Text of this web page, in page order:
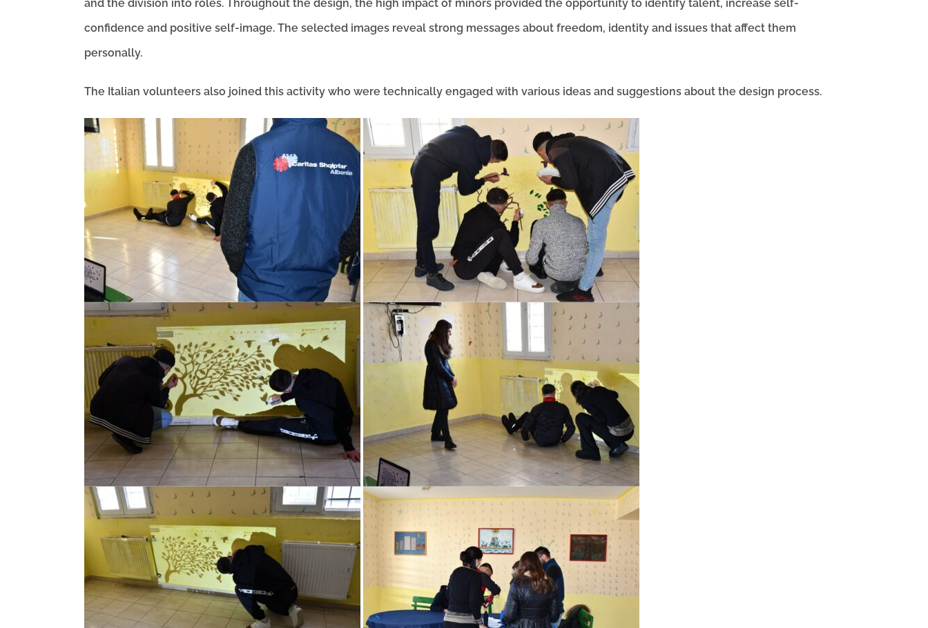
and the division into roles. Throughout the design, the high impact of minors provided the opportunity to identify talent, increase self-
confidence and positive self-image. The selected images reveal strong messages about freedom, identity and issues that affect them
personally.
The Italian volunteers also joined this activity who were technically engaged with various ideas and suggestions about the design process.